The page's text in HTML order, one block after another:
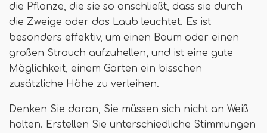
die Pflanze, die sie so anschließt, dass sie durch
die Zweige oder das Laub leuchtet. Es ist
besonders effektiv, um einen Baum oder einen
großen Strauch aufzuhellen, und ist eine gute
Möglichkeit, einem Garten ein bisschen
zusätzliche Höhe zu verleihen.
Denken Sie daran, Sie müssen sich nicht an Weiß
halten. Erstellen Sie unterschiedliche Stimmungen